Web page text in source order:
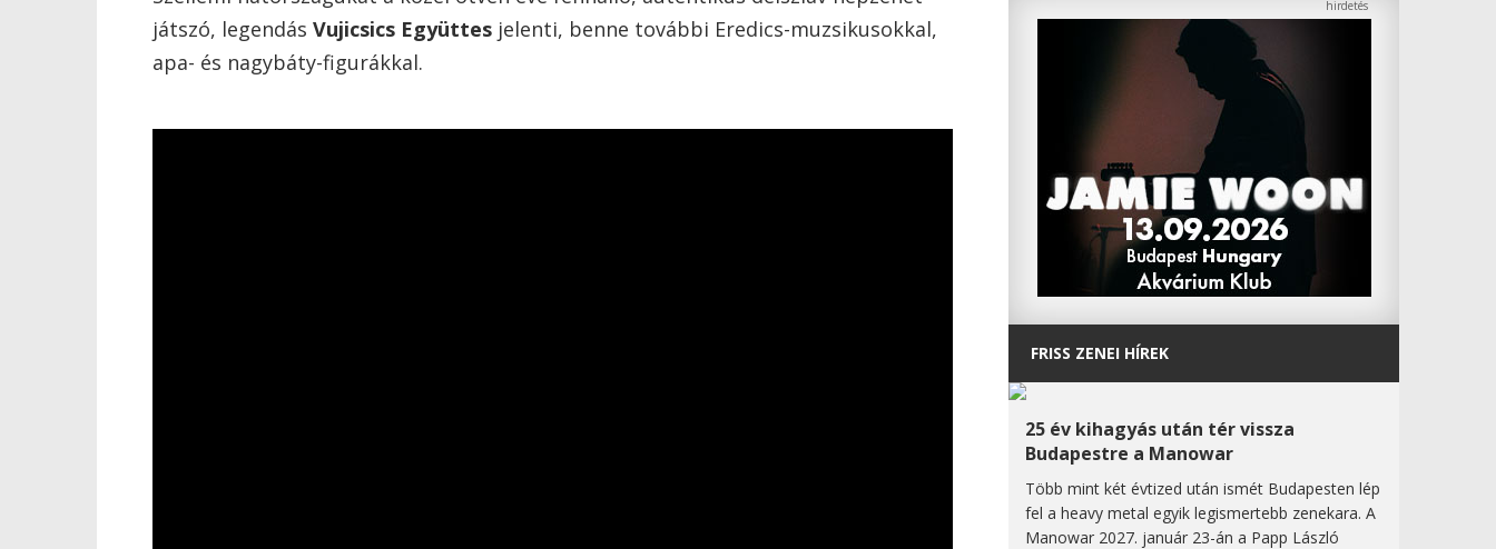
játszó, legendás Vujicsics Együttes jelenti, benne további Eredics-muzsikusokkal,
apa- és nagybáty-figurákkal.
FRISS ZENEI HÍREK
25 év kihagyás után tér vissza
Budapestre a Manowar
Több mint két évtized után ismét Budapesten lép
fel a heavy metal egyik legismertebb zenekara. A
Manowar 2027. január 23-án a Papp László